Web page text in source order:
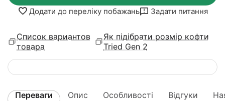
Додати до переліку побажань Задати питання
Список вариантов
товара
Як підібрати розмір кофти
Tried Gen 2
Переваги Опис Особливості Відгуки